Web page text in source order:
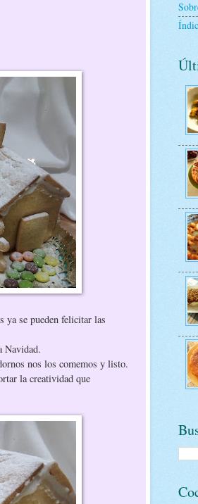
ya se pueden felicitar las
Navidad.
nos los comemos y listo.
la creatividad que